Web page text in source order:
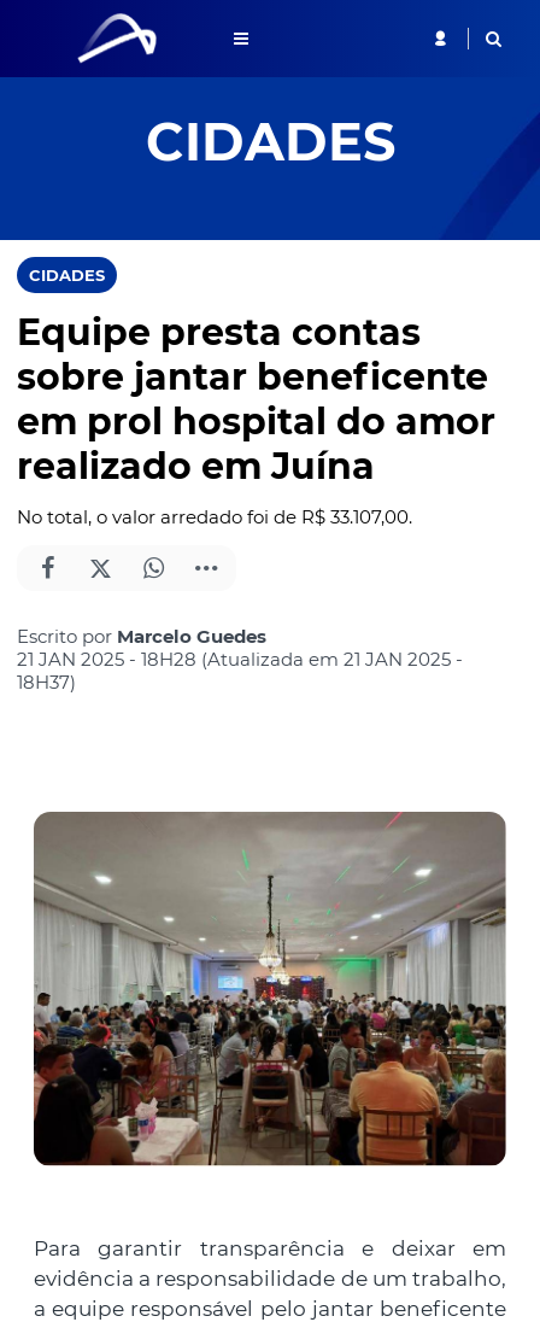
CIDADES
CIDADES
Equipe presta contas
sobre jantar beneficente
em prol hospital do amor
realizado em Juína
No total, o valor arredado foi de R$ 33.107,00.
Escrito por Marcelo Guedes
21 JAN 2025 - 18H28 (Atualizada em 21 JAN 2025 -
18H37)
Para garantir transparência e deixar em
evidência a responsabilidade de um trabalho,
a equipe responsável pelo jantar beneficente